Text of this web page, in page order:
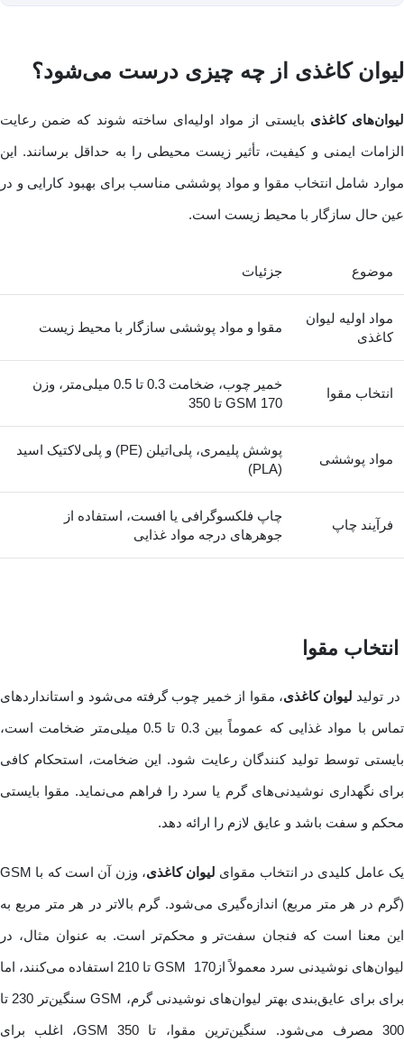
لیوان کاغذی از چه چیزی درست می‌شود؟
لیوان‌های کاغذی بایستی از مواد اولیه‌ای ساخته ‌شوند که ضمن رعایت
الزامات ایمنی و کیفیت، تأثیر زیست ‌محیطی را به حداقل برسانند. این
موارد شامل انتخاب مقوا و مواد پوششی مناسب برای بهبود کارایی و در
عین حال سازگار با محیط زیست است.
موضوع جزئیات
مواد اولیه لیوان
کاغذی
مقوا و مواد پوششی سازگار با محیط زیست
انتخاب مقوا
خمیر چوب، ضخامت 0.3 تا 0.5 میلی‌متر، وزن
GSM 170 تا 350
مواد پوششی
پوشش پلیمری، پلی‌اتیلن (PE) و پلی‌لاکتیک اسید
(PLA)
فرآیند چاپ
چاپ فلکسوگرافی یا افست، استفاده از
جوهرهای درجه مواد غذایی
انتخاب مقوا
در تولید لیوان کاغذی، مقوا از خمیر چوب گرفته می‌شود و استانداردهای
تماس با مواد غذایی که عموماً بین 0.3 تا 0.5 میلی‌‌متر ضخامت است،
بایستی توسط تولید کنندگان رعایت شود. این ضخامت، استحکام کافی
برای نگهداری نوشیدنی‌های گرم یا سرد را فراهم می‌نماید. مقوا بایستی
محکم و سفت باشد و عایق لازم را ارائه دهد.
یک عامل کلیدی در انتخاب مقوای لیوان کاغذی ، وزن آن است که با GSM
(گرم در هر متر مربع) اندازه‌گیری می‌شود. گرم بالاتر در هر متر مربع به
این معنا است که فنجان سفت‌تر و محکم‌تر است. به عنوان مثال، در
لیوان‌های نوشیدنی‌ سرد معمولاً ازGSM 170 تا 210 استفاده می‌کنند، اما
برای برای عایق‌بندی بهتر لیوان‌های نوشیدنی‌ گرم، GSM سنگین‌تر 230 تا
300 مصرف می‌شود. سنگین‌ترین مقوا، تا 350 GSM، اغلب برای